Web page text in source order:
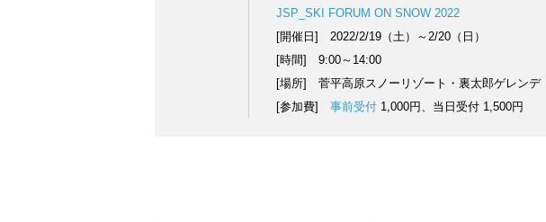
JSP_SKI FORUM ON SNOW 2022
[開催日] 2022/2/19（土）～2/20（日）
[時間] 9:00～14:00
[場所] 菅平高原スノーリゾート・裏太郎ゲレンデ
[参加費] 事前受付 1,000円、当日受付 1,500円